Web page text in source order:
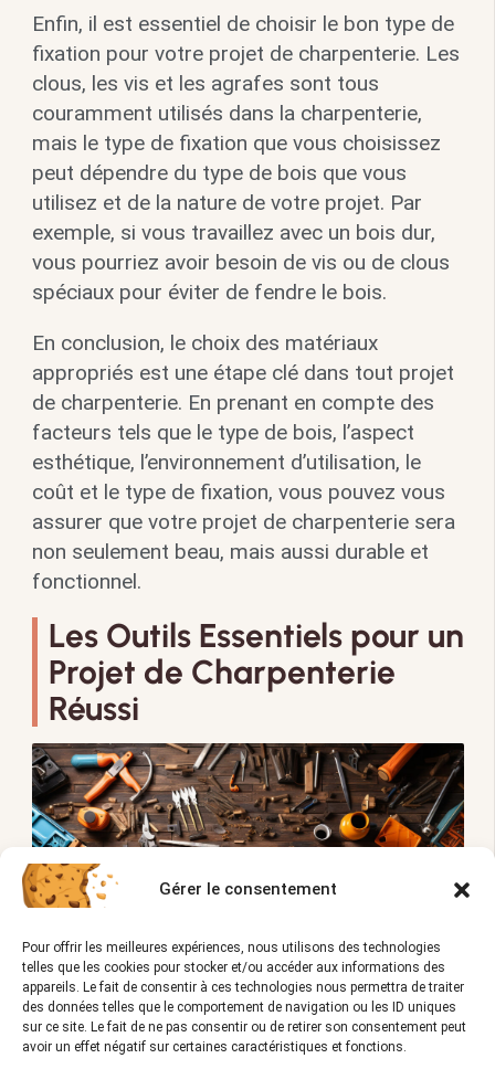
Gérer le consentement
Pour offrir les meilleures expériences, nous utilisons des technologies
telles que les cookies pour stocker et/ou accéder aux informations des
appareils. Le fait de consentir à ces technologies nous permettra de traiter
des données telles que le comportement de navigation ou les ID uniques
sur ce site. Le fait de ne pas consentir ou de retirer son consentement peut
avoir un effet négatif sur certaines caractéristiques et fonctions.
Enfin, il est essentiel de choisir le bon type de
fixation pour votre projet de charpenterie. Les
clous, les vis et les agrafes sont tous
couramment utilisés dans la charpenterie,
mais le type de fixation que vous choisissez
peut dépendre du type de bois que vous
utilisez et de la nature de votre projet. Par
exemple, si vous travaillez avec un bois dur,
vous pourriez avoir besoin de vis ou de clous
spéciaux pour éviter de fendre le bois.
En conclusion, le choix des matériaux
appropriés est une étape clé dans tout projet
de charpenterie. En prenant en compte des
facteurs tels que le type de bois, l’aspect
esthétique, l’environnement d’utilisation, le
coût et le type de fixation, vous pouvez vous
assurer que votre projet de charpenterie sera
non seulement beau, mais aussi durable et
fonctionnel.
Les Outils Essentiels pour un
Projet de Charpenterie
Réussi